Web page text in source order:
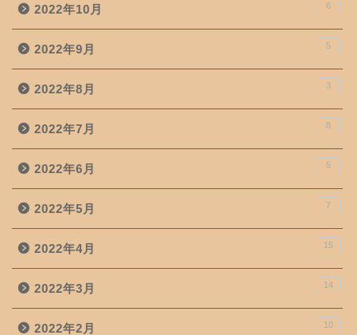
2022年10月 6
2022年9月 5
2022年8月 3
2022年7月 8
2022年6月 5
2022年5月 7
2022年4月 15
2022年3月 14
2022年2月 10